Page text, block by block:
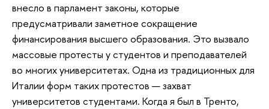
внесло в парламент законы, которые
предусматривали заметное сокращение
финансирования высшего образования. Это вызвало
массовые протесты у студентов и преподавателей
во многих университетах. Одна из традиционных для
Италии форм таких протестов — захват
университетов студентами. Когда я был в Тренто,